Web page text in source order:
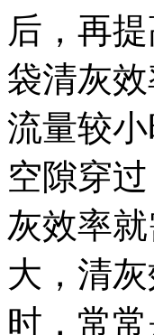
后，再
袋清灰
流量较
空隙穿
灰效率
大，清
时，常